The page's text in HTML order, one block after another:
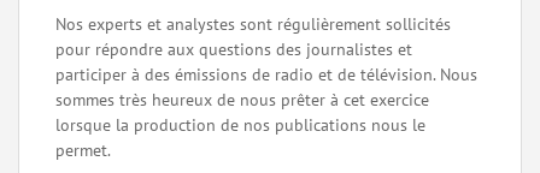
Nos experts et analystes sont régulièrement sollicités
pour répondre aux questions des journalistes et
participer à des émissions de radio et de télévision. Nous
sommes très heureux de nous prêter à cet exercice
lorsque la production de nos publications nous le
permet.